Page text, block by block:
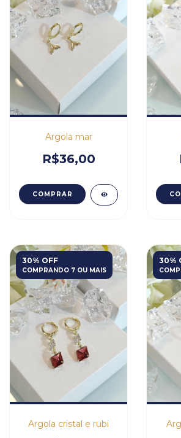
Argola mar
R$36,00
COMPRAR
30% OFF
COMPRANDO 7 OU MAIS
Argola cristal e rubi
30%